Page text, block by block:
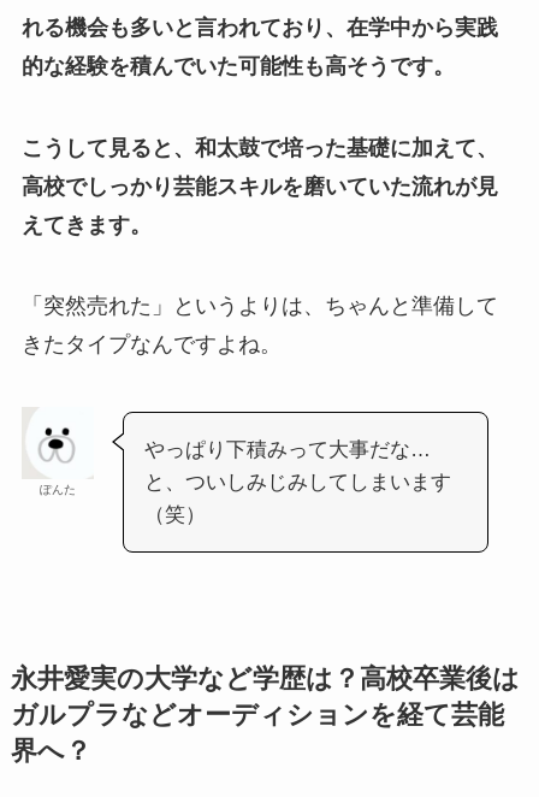
れる機会も多いと言われており、在学中から実践
的な経験を積んでいた可能性も高そうです。
こうして見ると、和太鼓で培った基礎に加えて、
高校でしっかり芸能スキルを磨いていた流れが見
えてきます。
「突然売れた」というよりは、ちゃんと準備して
きたタイプなんですよね。
ぽんた
やっぱり下積みって大事だな…
と、ついしみじみしてしまいます
（笑）
永井愛実の大学など学歴は？高校卒業後は
ガルプラなどオーディションを経て芸能
界へ？